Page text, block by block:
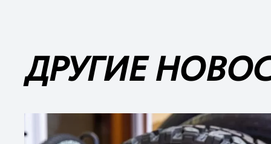
ДРУГИЕ